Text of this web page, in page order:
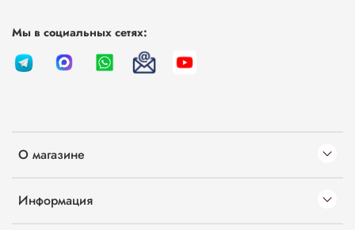
О магазине
Информация
Мы в социальных сетях: